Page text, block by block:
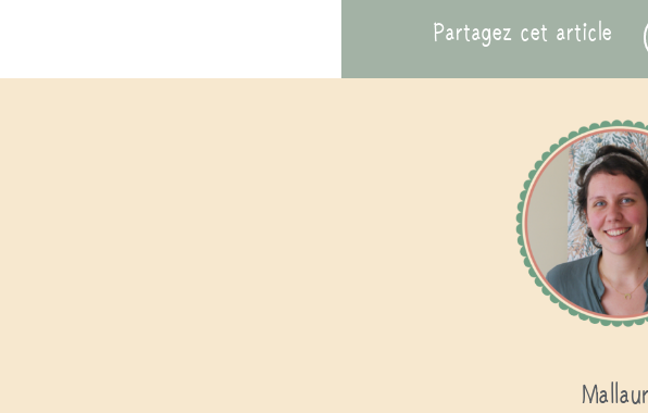
Partagez cet article